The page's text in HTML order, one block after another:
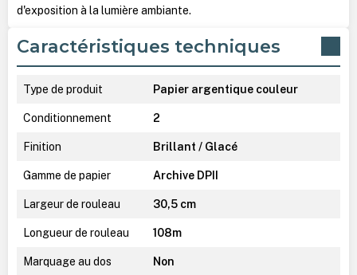
d'exposition à la lumière ambiante.
Caractéristiques techniques
Type de produit Papier argentique couleur
Conditionnement 2
Finition Brillant / Glacé
Gamme de papier Archive DPII
Largeur de rouleau 30,5 cm
Longueur de rouleau 108m
Marquage au dos Non